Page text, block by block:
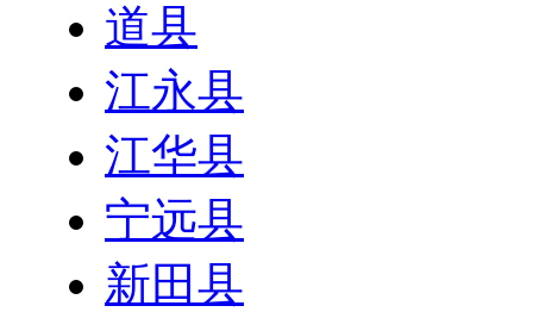
道县
江永县
江华县
宁远县
新田县